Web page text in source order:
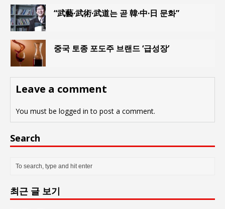
“武藝·武術·武道는 곧 韓·中·日 문화”
중국 토종 포도주 브랜드 ‘급성장’
Leave a comment
You must be logged in to post a comment.
Search
최근 글 보기